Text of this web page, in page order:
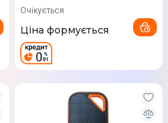
Очікується
Ціна формується